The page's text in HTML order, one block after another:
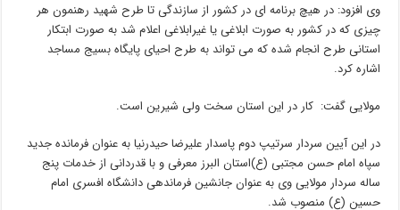
وی افزود: در هیچ برنامه ای در کشور از سازندگی تا طرح شهید رهنمون هر
چیزی که در کشور به صورت ابلاغی یا غیرابلاغی اعلام شد به صورت ابتکار
استانی طرح انجام شده که می تواند به طرح احیای پایگاه بسیج مساجد
اشاره کرد.
مولایی گفت:‌ کار در این استان سخت ولی شیرین است.
در این آیین سردار سرتیپ دوم پاسدار علیرضا حیدرنیا به عنوان فرمانده جدید
سپاه امام حسن مجتبی (ع)‌استان البرز معرفی و با قدردانی از خدمات پنج
ساله سردار مولایی وی به عنوان جانشین فرماندهی دانشگاه افسری امام
حسین (ع) منصوب شد.